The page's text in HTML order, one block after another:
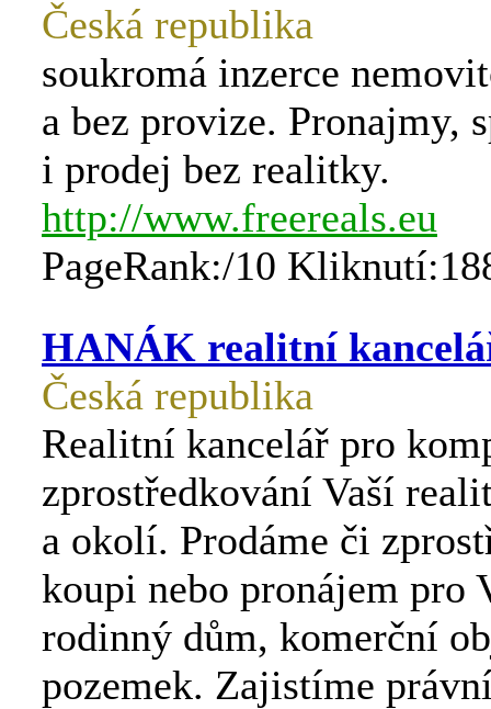
Česká republika
soukromá inzerce
a bez provize. Pronajmy,
i prodej bez realitky.
http://www.freereals.eu
PageRank:/10
HANÁK realitní
Česká republika
Realitní kancelář pro
zprostředkování Vaší
a okolí. Prodáme či
koupi nebo pronájem pro
rodinný dům, komerční
pozemek. Zajistíme